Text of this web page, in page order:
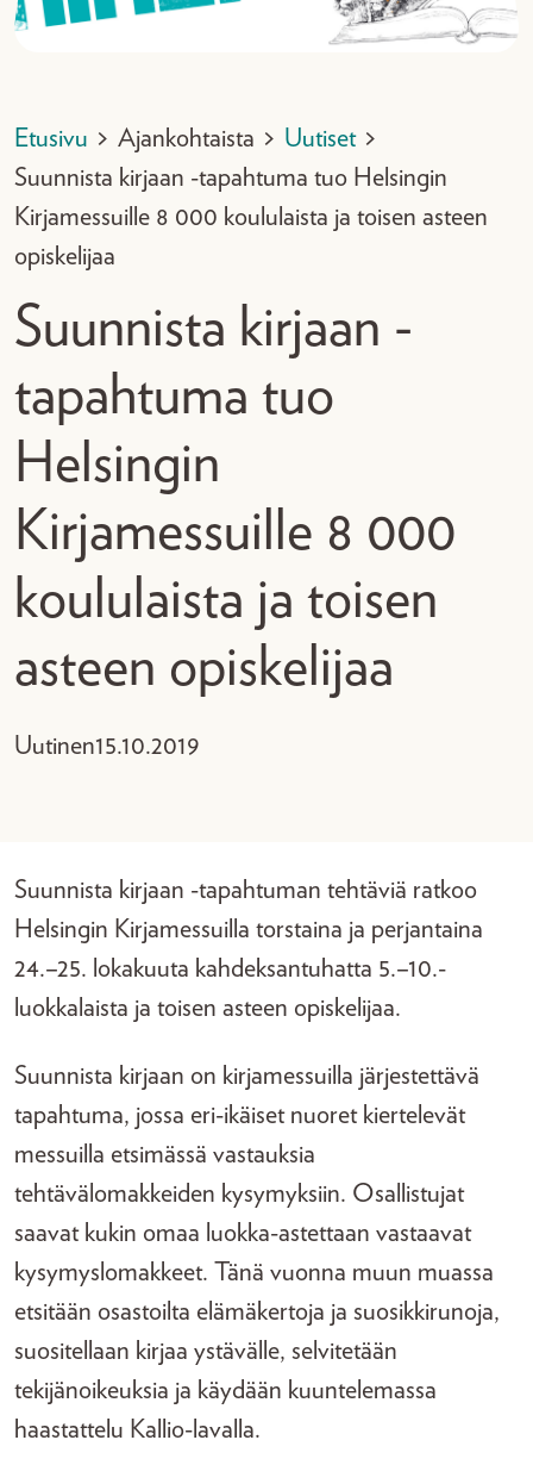
Etusivu > Ajankohtaista > Uutiset >
Suunnista kirjaan -tapahtuma tuo Helsingin
Kirjamessuille 8 000 koululaista ja toisen asteen
opiskelijaa
Suunnista kirjaan -
tapahtuma tuo
Helsingin
Kirjamessuille 8 000
koululaista ja toisen
asteen opiskelijaa
Uutinen15.10.2019
Suunnista kirjaan -tapahtuman tehtäviä ratkoo
Helsingin Kirjamessuilla torstaina ja perjantaina
24.–25. lokakuuta kahdeksantuhatta 5.–10.-
luokkalaista ja toisen asteen opiskelijaa.
Suunnista kirjaan on kirjamessuilla järjestettävä
tapahtuma, jossa eri-ikäiset nuoret kiertelevät
messuilla etsimässä vastauksia
tehtävälomakkeiden kysymyksiin. Osallistujat
saavat kukin omaa luokka-astettaan vastaavat
kysymyslomakkeet. Tänä vuonna muun muassa
etsitään osastoilta elämäkertoja ja suosikkirunoja,
suositellaan kirjaa ystävälle, selvitetään
tekijänoikeuksia ja käydään kuuntelemassa
haastattelu Kallio-lavalla.